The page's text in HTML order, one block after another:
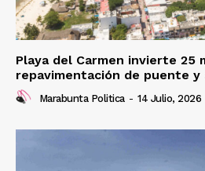
Playa del Carmen invierte 25
repavimentación de puente y
Marabunta Politica - 14 Julio, 2026